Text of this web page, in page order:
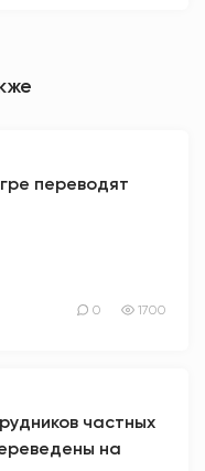
переводят
0 1700
частных
на